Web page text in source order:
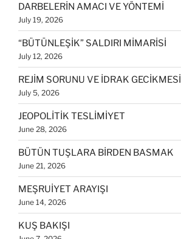
DARBELERİN AMACI VE YÖNTEMİ
July 19, 2026
“BÜTÜNLEŞİK” SALDIRI MİMARİSİ
July 12, 2026
REJİM SORUNU VE İDRAK GECİKMESİ
July 5, 2026
JEOPOLİTİK TESLİMİYET
June 28, 2026
BÜTÜN TUŞLARA BİRDEN BASMAK
June 21, 2026
MEŞRUİYET ARAYIŞI
June 14, 2026
KUŞ BAKIŞI